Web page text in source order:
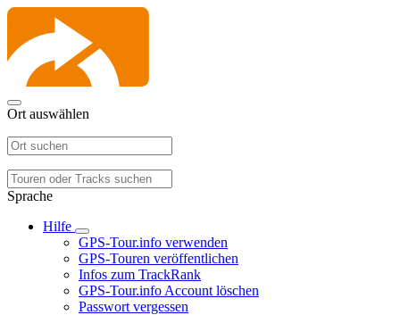
Ort auswählen
Sprache
Hilfe
GPS-Tour.info verwenden
GPS-Touren veröffentlichen
Infos zum TrackRank
GPS-Tour.info Account löschen
Passwort vergessen